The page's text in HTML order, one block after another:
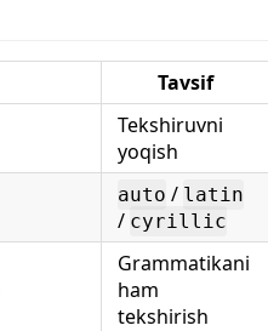
Tavsif
Tekshiruvni
yoqish
auto / latin
/ cyrillic
Grammatikani
ham
tekshirish